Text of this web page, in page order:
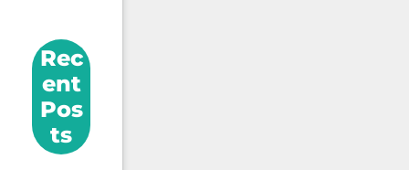
Rec
ent
Pos
ts